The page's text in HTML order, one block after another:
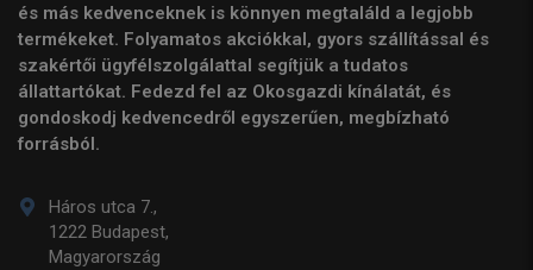
és más kedvenceknek is könnyen megtaláld a legjobb
termékeket. Folyamatos akciókkal, gyors szállítással és
szakértői ügyfélszolgálattal segítjük a tudatos
állattartókat. Fedezd fel az Okosgazdi kínálatát, és
gondoskodj kedvencedről egyszerűen, megbízható
forrásból.
Háros utca 7.,
1222 Budapest,
Magyarország